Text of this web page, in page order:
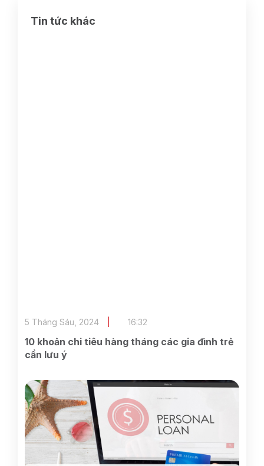
Tin tức khác
10 khoản chi tiêu hàng tháng các gia đình trẻ
cần lưu ý
5 Tháng Sáu, 2024 16:32